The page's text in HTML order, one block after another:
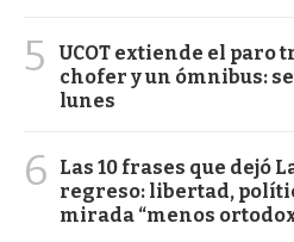
5
UCOT extiende el paro
chofer y un ómnibus:
lunes
6
Las 10 frases que dejó
regreso: libertad,
mirada “menos